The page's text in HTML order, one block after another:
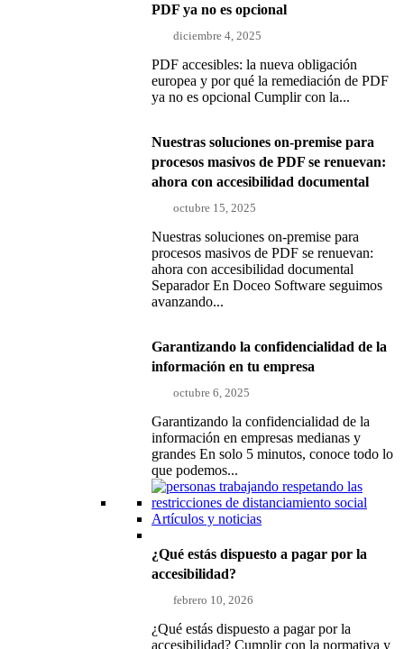
PDF ya no es opcional
diciembre 4, 2025
PDF accesibles: la nueva obligación
europea y por qué la remediación de PDF
ya no es opcional Cumplir con la...
Nuestras soluciones on-premise para
procesos masivos de PDF se renuevan:
ahora con accesibilidad documental
octubre 15, 2025
Nuestras soluciones on-premise para
procesos masivos de PDF se renuevan:
ahora con accesibilidad documental
Separador En Doceo Software seguimos
avanzando...
Garantizando la confidencialidad de la
información en tu empresa
octubre 6, 2025
Garantizando la confidencialidad de la
información en empresas medianas y
grandes En solo 5 minutos, conoce todo lo
que podemos...
Artículos y noticias
¿Qué estás dispuesto a pagar por la
accesibilidad?
febrero 10, 2026
¿Qué estás dispuesto a pagar por la
accesibilidad? Cumplir con la normativa y